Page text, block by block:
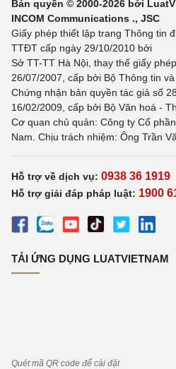
Bản quyền © 2000-2026 bởi
INCOM Communications ., JSC
Giấy phép thiết lập trang Thông tin
TTĐT cấp ngày 29/10/2010 bởi
Sở TT-TT Hà Nội, thay thế giấy
26/07/2007, cấp bởi Bộ Thông tin
Chứng nhận bản quyền tác giả số
16/02/2009, cấp bởi Bộ Văn hoá -
Cơ quan chủ quản: Công ty Cổ
Nam. Chịu trách nhiệm: Ông Trần
Hỗ trợ về dịch vụ: 0938 36 1919
Hỗ trợ giải đáp pháp luật: 1900
TẢI ỨNG DỤNG LUATVIETNAM
Quét mã QR code để cài đặt